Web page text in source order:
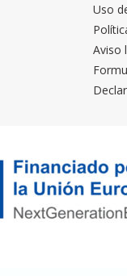
Uso
Aviso